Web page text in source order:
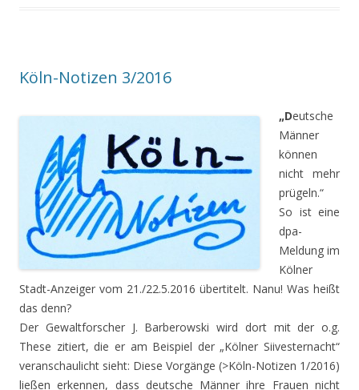
Köln-Notizen 3/2016
„Deutsche
Männer
können
nicht mehr
prügeln.“
So ist eine
dpa-
Meldung im
Kölner
Stadt-Anzeiger vom 21./22.5.2016 übertitelt. Nanu! Was heißt
das denn?
Der Gewaltforscher J. Barberowski wird dort mit der o.g.
These zitiert, die er am Beispiel der „Kölner Siivesternacht“
veranschaulicht sieht: Diese Vorgänge (>Köln-Notizen 1/2016)
ließen erkennen, dass deutsche Männer ihre Frauen nicht